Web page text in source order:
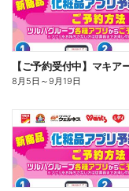
8月5日 ～9月19日